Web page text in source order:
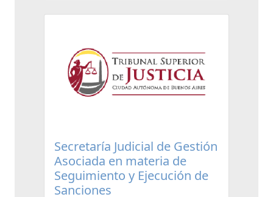
Secretaría Judicial de Gestión
Asociada en materia de
Seguimiento y Ejecución de
Sanciones